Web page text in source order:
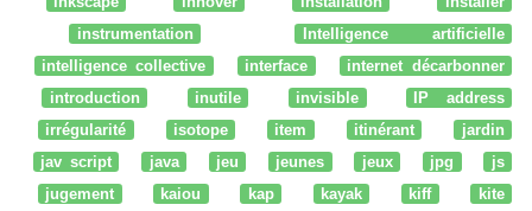
instrumentation
Intelligence artificielle
intelligence collective
interface
internet décarbonner
introduction
inutile invisible
IP address
irrégularité
isotope item itinérant
jardin
jav script
java jeu jeunes jeux jpg
js
jugement
kaiou kap kayak kiff
kite